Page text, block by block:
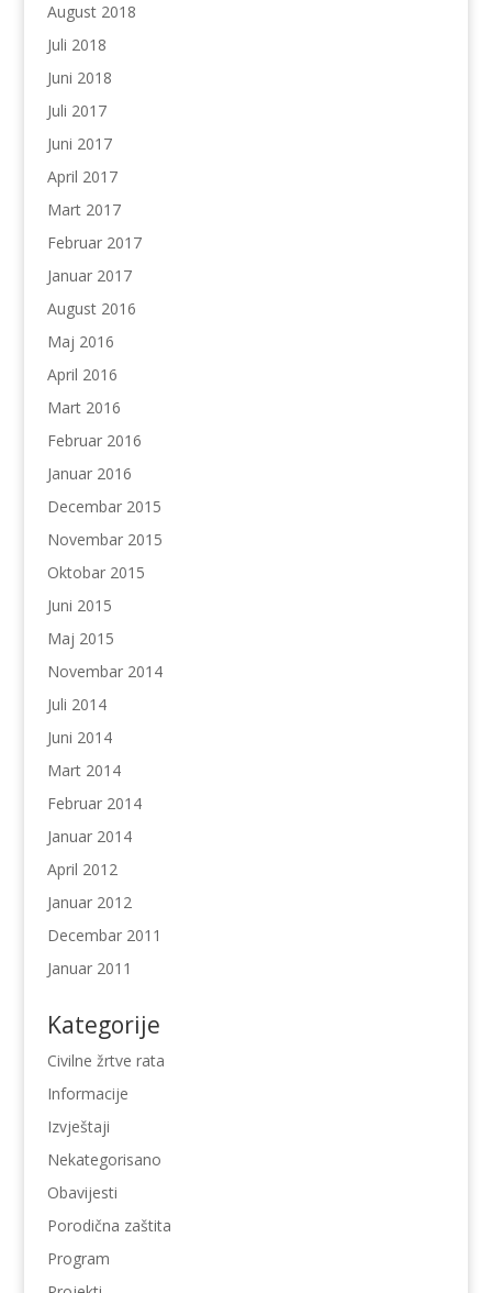
August 2018
Juli 2018
Juni 2018
Juli 2017
Juni 2017
April 2017
Mart 2017
Februar 2017
Januar 2017
August 2016
Maj 2016
April 2016
Mart 2016
Februar 2016
Januar 2016
Decembar 2015
Novembar 2015
Oktobar 2015
Juni 2015
Maj 2015
Novembar 2014
Juli 2014
Juni 2014
Mart 2014
Februar 2014
Januar 2014
April 2012
Januar 2012
Decembar 2011
Januar 2011
Kategorije
Civilne žrtve rata
Informacije
Izvještaji
Nekategorisano
Obavijesti
Porodična zaštita
Program